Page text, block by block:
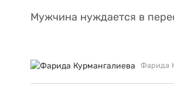
Мужчина нуждается в
Фарида